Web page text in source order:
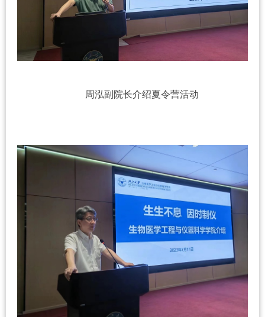
周泓副院长介绍夏令营活动